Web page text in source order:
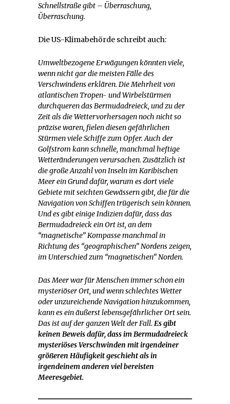
Schnellstraße gibt – Überraschung,
Überraschung.
Die US-Klimabehörde schreibt auch:
Umweltbezogene Erwägungen könnten viele,
wenn nicht gar die meisten Fälle des
Verschwindens erklären. Die Mehrheit von
atlantischen Tropen- und Wirbelstürmen
durchqueren das Bermudadreieck, und zu der
Zeit als die Wettervorhersagen noch nicht so
präzise waren, fielen diesen gefährlichen
Stürmen viele Schiffe zum Opfer. Auch der
Golfstrom kann schnelle, manchmal heftige
Wetteränderungen verursachen. Zusätzlich ist
die große Anzahl von Inseln im Karibischen
Meer ein Grund dafür, warum es dort viele
Gebiete mit seichten Gewässern gibt, die für die
Navigation von Schiffen trügerisch sein können.
Und es gibt einige Indizien dafür, dass das
Bermudadreieck ein Ort ist, an dem
“magnetische” Kompasse manchmal in
Richtung des “geographischen” Nordens zeigen,
im Unterschied zum “magnetischen” Norden.
Das Meer war für Menschen immer schon ein
mysteriöser Ort, und wenn schlechtes Wetter
oder unzureichende Navigation hinzukommen,
kann es ein äußerst lebensgefährlicher Ort sein.
Das ist auf der ganzen Welt der Fall. Es gibt
keinen Beweis dafür, dass im Bermudadreieck
mysteriöses Verschwinden mit irgendeiner
größeren Häufigkeit geschieht als in
irgendeinem anderen viel bereisten
Meeresgebiet.